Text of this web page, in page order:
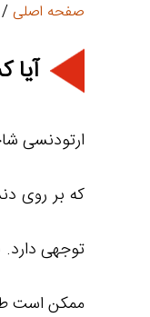
صفحه اصلی /
آیا
ارتودنسی
که بر روی
توجهی دارد.
ممکن است